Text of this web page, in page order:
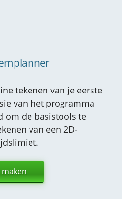
tekenen van je eerste
van het programma
om de basistools te
van een 2D-